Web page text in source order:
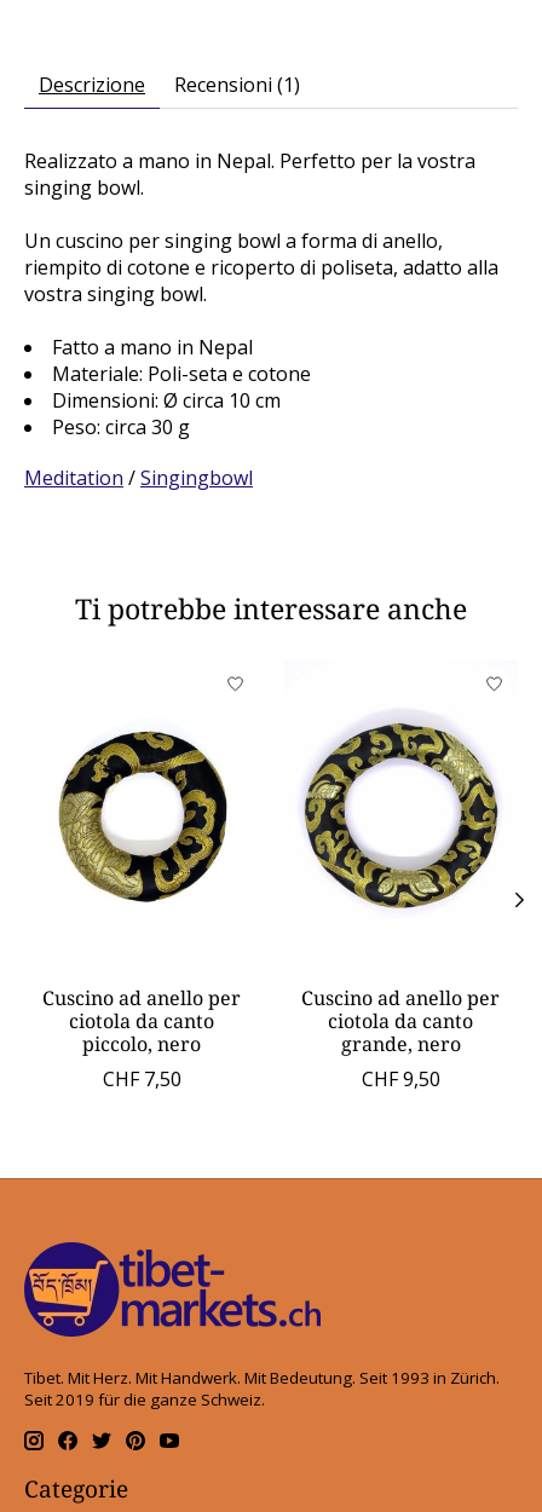
Descrizione Recensioni (1)
Realizzato a mano in Nepal. Perfetto per la vostra
singing bowl.
Un cuscino per singing bowl a forma di anello,
riempito di cotone e ricoperto di poliseta, adatto alla
vostra singing bowl.
Fatto a mano in Nepal
Materiale: Poli-seta e cotone
Dimensioni: Ø circa 10 cm
Peso: circa 30 g
Meditation /Singingbowl
Ti potrebbe interessare anche
Product carousel items
Cuscino ad anello per
ciotola da canto
piccolo, nero
CHF 7,50
Cuscino ad anello per
ciotola da canto
grande, nero
CHF 9,50
Tibet. Mit Herz. Mit Handwerk. Mit Bedeutung. Seit 1993 in Zürich.
Seit 2019 für die ganze Schweiz.
Categorie